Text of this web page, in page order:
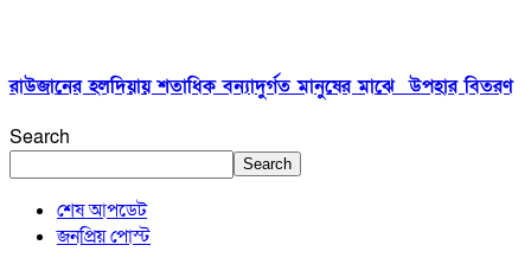
রাউজানের হলদিয়ায় শতাধিক বন্যাদুর্গত মানুষের মাঝে উপহার বিতরণ
Search
Search
শেষ আপডেট
জনপ্রিয় পোস্ট